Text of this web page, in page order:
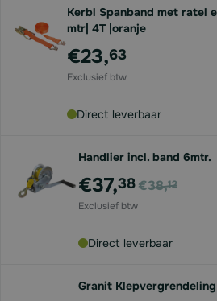
Kerbl Spanband met ratel
mtr| 4T |oranje
€23,63
Direct leverbaar
Handlier incl. band 6mtr.
Voor
€37,38€38,12
Direct leverbaar
Granit